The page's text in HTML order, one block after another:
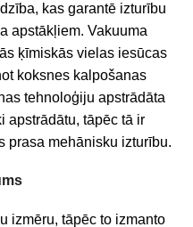
kas garantē izturību
apstākļiem. Vakuuma
ķīmiskās vielas iesūcas
koksnes kalpošanas
tehnoloģiju apstrādāta
apstrādātu, tāpēc tā ir
prasa mehānisku izturību.
izmēru, tāpēc to izmanto